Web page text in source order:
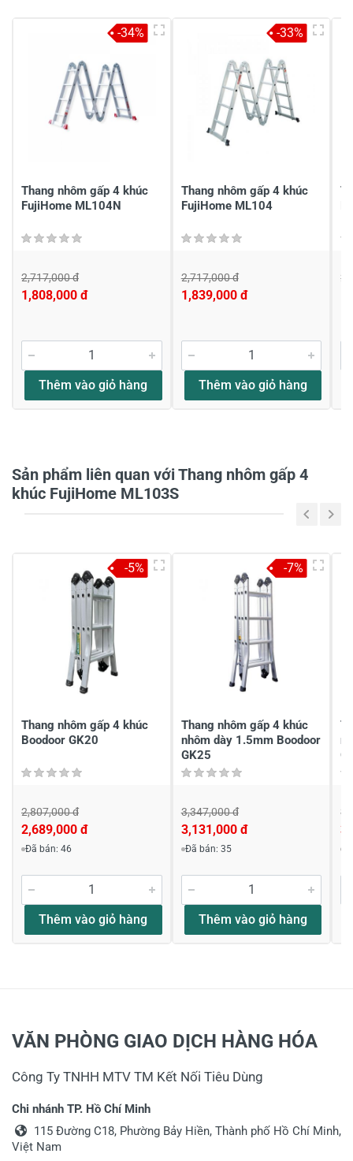
2
1
-
Chia sẻ nhận xét về sản phẩm
Viết nhận xét về sản phẩm
Đánh giá sao
Tiêu đề của nhận xét *
Gửi nhận xét
Thang nhôm gấp 4 khúc
FujiHome ML104N
2,717,000 đ
1,808,000 đ
Thêm vào giỏ hàng
-34%
Thang nhôm gấp 4 khúc
FujiHome ML104
2,717,000 đ
1,839,000 đ
Thêm vào giỏ hàng
-33%
Sản phẩm liên quan với Thang nhôm gấp 4
khúc FujiHome ML103S
Thang nhôm gấp 4 khúc
Boodoor GK20
2,807,000 đ
2,689,000 đ
Đã bán: 46
Thêm vào giỏ hàng
-5%
Thang nhôm gấp 4 khúc
nhôm dày 1.5mm Boodoor
GK25
3,347,000 đ
3,131,000 đ
Đã bán: 35
Thêm vào giỏ hàng
-7%
VĂN PHÒNG GIAO DỊCH HÀNG HÓA
Công Ty TNHH MTV TM Kết Nối Tiêu Dùng
Chi nhánh TP. Hồ Chí Minh
115 Đường C18, Phường Bảy Hiền, Thành phố Hồ Chí Minh,
Việt Nam